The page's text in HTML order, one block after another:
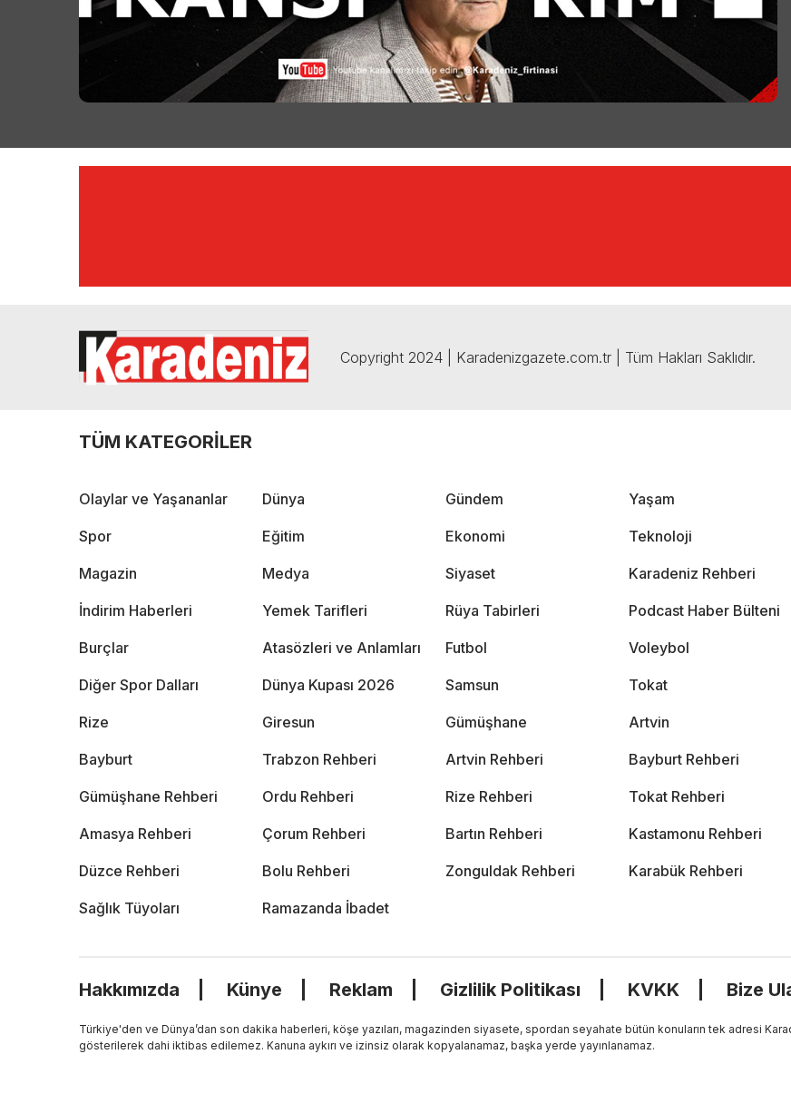
Copyright 2024 | Karadenizgazete.com.tr | Tüm Hakları Saklıdır.
TÜM KATEGORİLER
Olaylar ve Yaşananlar Dünya Gündem Yaşam
Spor Eğitim Ekonomi Teknoloji
Magazin Medya Siyaset Karadeniz Rehberi
İndirim Haberleri Yemek Tarifleri Rüya Tabirleri Podcast Haber Bülteni
Burçlar Atasözleri ve Anlamları Futbol Voleybol
Diğer Spor Dalları Dünya Kupası 2026 Samsun Tokat
Rize Giresun Gümüşhane Artvin
Bayburt Trabzon Rehberi Artvin Rehberi Bayburt Rehberi
Gümüşhane Rehberi Ordu Rehberi Rize Rehberi Tokat Rehberi
Amasya Rehberi Çorum Rehberi Bartın Rehberi Kastamonu Rehberi
Düzce Rehberi Bolu Rehberi Zonguldak Rehberi Karabük Rehberi
Sağlık Tüyoları Ramazanda İbadet
Hakkımızda Künye Reklam Gizlilik Politikası KVKK Bize
Türkiye'den ve Dünya’dan son dakika haberleri, köşe yazıları, magazinden siyasete, spordan seyahate bütün konuların tek adresi
gösterilerek dahi iktibas edilemez. Kanuna aykırı ve izinsiz olarak kopyalanamaz, başka yerde yayınlanamaz.